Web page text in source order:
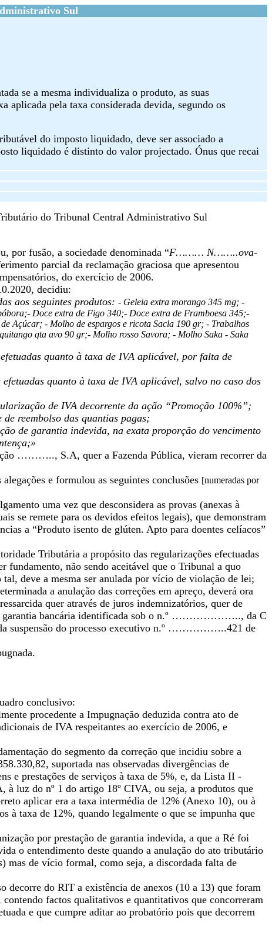
Sul
se a mesma individualiza o produto, as suas
aplicada pela taxa considerada devida, segundo os
do imposto liquidado, deve ser associado a
liquidado é distinto do valor projectado. Ónus que recai
do Tribunal Central Administrativo Sul
fusão, a sociedade denominada “F……… N……..ova-
parcial da reclamação graciosa que apresentou
do exercício de 2006.
decidiu:
aos seguintes produtos: - Geleia extra morango 345 mg; -
Doce extra de Figo 340;- Doce extra de Framboesa 345;-
Açúcar; - Molho de espargos e ricota Sacla 190 gr; - Trabalhos
qta avo 90 gr;- Molho rosso Savora; - Molho Saka - Saka
quanto à taxa de IVA aplicável, por falta de
quanto à taxa de IVA aplicável, salvo no caso dos
de IVA decorrente da ação “Promoção 100%”;
reembolso das quantias pagas;
de garantia indevida, na exata proporção do vencimento
……….., S.A, quer a Fazenda Pública, vieram recorrer da
e formulou as seguintes conclusões [numeradas por
uma vez que desconsidera as provas (anexas à
se remete para os devidos efeitos legais), que demonstram
a “Produto isento de glúten. Apto para doentes celíacos”
Tributária a propósito das regularizações efectuadas
fundamento, não sendo aceitável que o Tribunal a quo
deve a mesma ser anulada por vício de violação de lei;
a anulação das correções em apreço, deverá ora
quer através de juros indemnizatórios, quer de
de garantia bancária identificada sob o n.º ……………….., da C
do processo executivo n.º ……………..421 de
conclusivo:
procedente a Impugnação deduzida contra ato de
de IVA respeitantes ao exercício de 2006, e
do segmento da correção que incidiu sobre a
suportada nas observadas divergências de
e prestações de serviços à taxa de 5%, e, da Lista II -
à luz do nº 1 do artigo 18º CIVA, ou seja, a produtos que
aplicar era a taxa intermédia de 12% (Anexo 10), ou à
à taxa de 12%, quando legalmente o que se impunha que
por prestação de garantia indevida, a que a Ré foi
o entendimento deste quando a anulação do ato tributário
) mas de vício formal, como seja, a discordada falta de
decorre do RIT a existência de anexos (10 a 13) que foram
factos qualitativos e quantitativos que concorreram
e que cumpre aditar ao probatório pois que decorrem